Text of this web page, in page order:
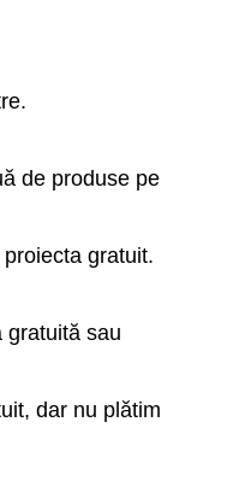
de produse pe
gratuit.
gratuită sau
dar nu plătim